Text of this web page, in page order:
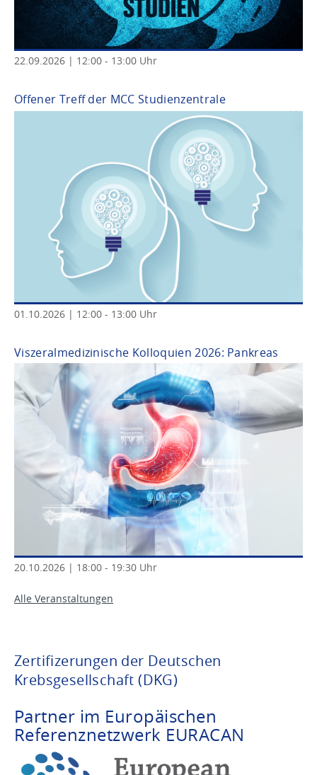
22.09.2026 | 12:00 - 13:00 Uhr
Offener Treff der MCC Studienzentrale
01 .10.2026 | 12:00 - 13:00 Uhr
Viszeralmedizinische Kolloquien 2026: Pankreas
20.10.2026 | 18:00 - 19:30 Uhr
Alle Veranstaltungen
Zertifizerungen der Deutschen
Krebsgesellschaft (DKG)
Partner im Europäischen
Referenznetzwerk EURACAN